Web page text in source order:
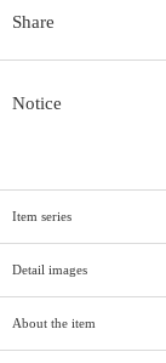
Share
Notice
Item series
Detail images
About the item